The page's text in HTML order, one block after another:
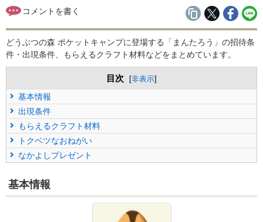
どうぶつの森 ポケットキャンプに登場する「まんたろう」の招待条
件・出現条件、もらえるクラフト材料などをまとめています。
目次 [非表示]
基本情報
出現条件
もらえるクラフト材料
トクベツなおねがい
なかよしプレゼント
基本情報